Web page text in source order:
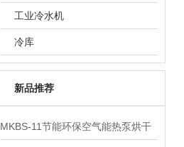
工业冷水机
冷库
新品推荐
MKBS-11节能环保空气能热泵烘干